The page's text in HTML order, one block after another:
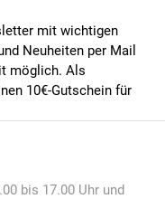
mit wichtigen
Neuheiten per Mail
möglich. Als
10€-Gutschein für
bis 17.00 Uhr und